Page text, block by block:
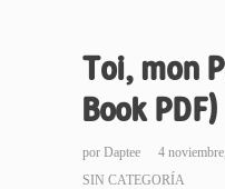
Toi, mon
Book PDF)
por Daptee
4
SIN CATEGORÍA